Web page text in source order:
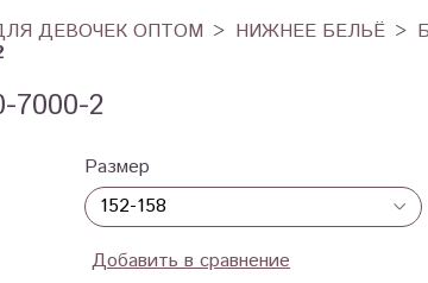
ДЕВОЧЕК ОПТОМ НИЖНЕЕ БЕЛЬЁ
2
Размер
Добавить в сравнение